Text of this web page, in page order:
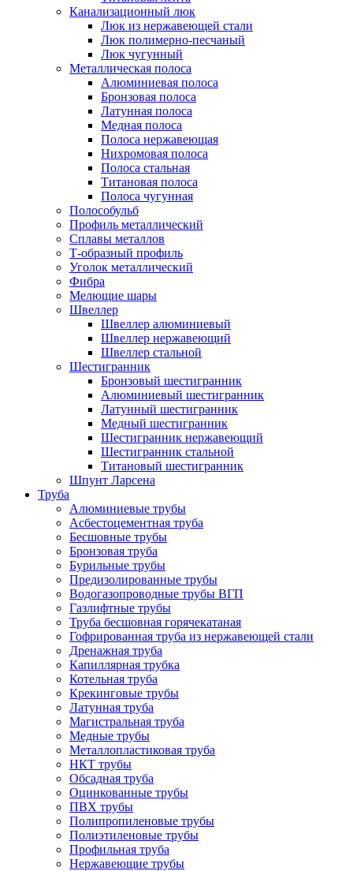
Канализационный люк
Люк из нержавеющей стали
Люк полимерно-песчаный
Люк чугунный
Металлическая полоса
Алюминиевая полоса
Бронзовая полоса
Латунная полоса
Медная полоса
Полоса нержавеющая
Нихромовая полоса
Полоса стальная
Титановая полоса
Полоса чугунная
Полособульб
Профиль металлический
Сплавы металлов
Т-образный профиль
Уголок металлический
Фибра
Мелющие шары
Швеллер
Швеллер алюминиевый
Швеллер нержавеющий
Швеллер стальной
Шестигранник
Бронзовый шестигранник
Алюминиевый шестигранник
Латунный шестигранник
Медный шестигранник
Шестигранник нержавеющий
Шестигранник стальной
Титановый шестигранник
Шпунт Ларсена
Труба
Алюминиевые трубы
Асбестоцементная труба
Бесшовные трубы
Бронзовая труба
Бурильные трубы
Предизолированные трубы
Водогазопроводные трубы ВГП
Газлифтные трубы
Труба бесшовная горячекатаная
Гофрированная труба из нержавеющей стали
Дренажная труба
Капиллярная трубка
Котельная труба
Крекинговые трубы
Латунная труба
Магистральная труба
Медные трубы
Металлопластиковая труба
НКТ трубы
Обсадная труба
Оцинкованные трубы
ПВХ трубы
Полипропиленовые трубы
Полиэтиленовые трубы
Профильная труба
Нержавеющие трубы